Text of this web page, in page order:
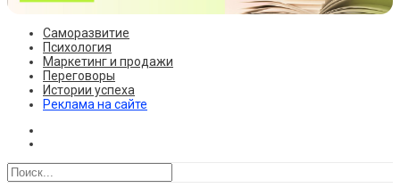
Саморазвитие
Психология
Маркетинг и продажи
Переговоры
Истории успеха
Реклама на сайте